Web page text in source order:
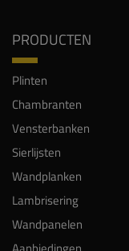
PRODUCTEN
Plinten
Chambranten
Vensterbanken
Sierlijsten
Wandplanken
Lambrisering
Wandpanelen